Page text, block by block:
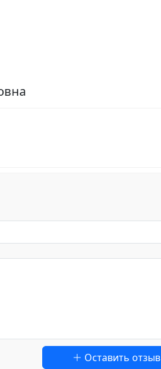
Оставить отзыв